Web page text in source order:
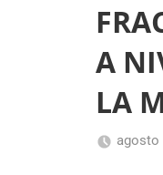
A
LA
agosto